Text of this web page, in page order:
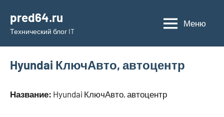
содержимому
pred64.ru
Технический блог IT
Меню
Hyundai КлючАвто, автоцентр
Название: Hyundai КлючАвто, автоцентр